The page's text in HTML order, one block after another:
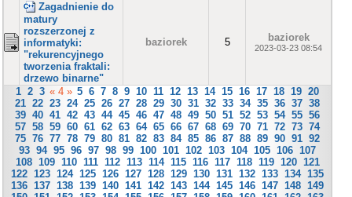
Zagadnienie do
matury
rozszerzonej z
informatyki:
"rekurencyjnego
tworzenia fraktali:
drzewo binarne"
baziorek 5 baziorek
2023-03-23 08:54
1 2 3 « 4 » 5 6 7 8 9 10 11 12 13 14 15 16 17 18 19 20
21 22 23 24 25 26 27 28 29 30 31 32 33 34 35 36 37 38
39 40 41 42 43 44 45 46 47 48 49 50 51 52 53 54 55 56
57 58 59 60 61 62 63 64 65 66 67 68 69 70 71 72 73 74
75 76 77 78 79 80 81 82 83 84 85 86 87 88 89 90 91 92
93 94 95 96 97 98 99 100 101 102 103 104 105 106 107
108 109 110 111 112 113 114 115 116 117 118 119 120 121
122 123 124 125 126 127 128 129 130 131 132 133 134 135
136 137 138 139 140 141 142 143 144 145 146 147 148 149